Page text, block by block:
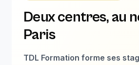
Deux centres, au
Paris
TDL Formation forme ses